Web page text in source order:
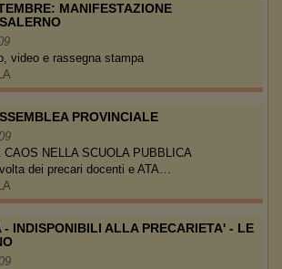
MANIFESTAZIONE
video e rassegna stampa
PROVINCIALE
CAOS NELLA SCUOLA PUBBLICA
dei precari docenti e ATA…
- INDISPONIBILI ALLA PRECARIETA' - LE